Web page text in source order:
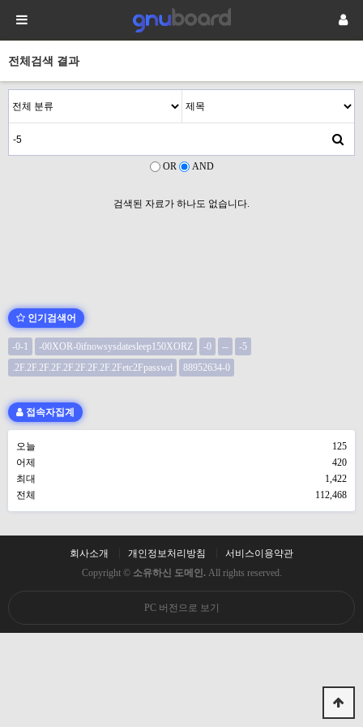
전체검색 결과
OR AND
검색된 자료가 하나도 없습니다.
인기검색어
-0-1 -00XOR-0ifnowsysdatesleep150XORZ -0 --
-5
.2F.2F.2F.2F.2F.2F.2F.2F.2Fetc2Fpasswd
88952634-0
접속자집계
오늘
125
어제
420
최대
1,422
전체
112,468
회사소개 개인정보처리방침
서비스이용약관
Copyright © 소유하신 도메인. All rights reserved.
PC 버전으로 보기